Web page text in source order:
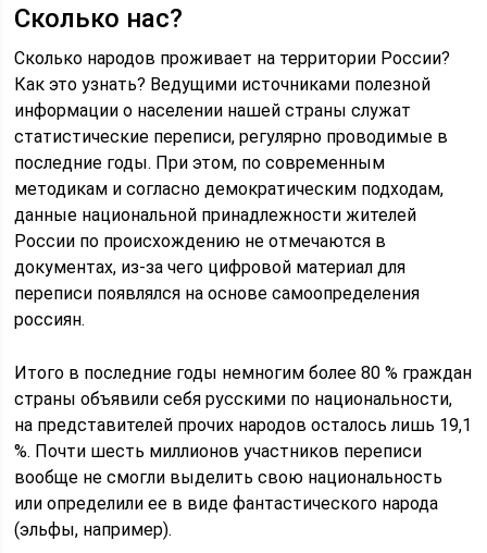
Сколько нас?
Сколько народов проживает на территории России?
Как это узнать? Ведущими источниками полезной
информации о населении нашей страны служат
статистические переписи, регулярно проводимые в
последние годы. При этом, по современным
методикам и согласно демократическим подходам,
данные национальной принадлежности жителей
России по происхождению не отмечаются в
документах, из-за чего цифровой материал для
переписи появлялся на основе самоопределения
россиян.
Итого в последние годы немногим более 80 % граждан
страны объявили себя русскими по национальности,
на представителей прочих народов осталось лишь 19,1
%. Почти шесть миллионов участников переписи
вообще не смогли выделить свою национальность
или определили ее в виде фантастического народа
(эльфы, например).